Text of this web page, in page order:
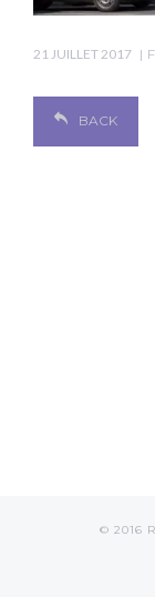
21 JUILLET 2017
BACK
© 2016